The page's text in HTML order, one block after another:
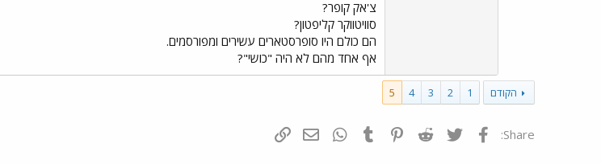
צ'אק קופר?
סוויטווקר קליפטון?
הם כולם היו סופרסטארים עשירים ומפורסמים.
אף אחד מהם לא היה "כושי"?
הקודם 1
2
3
4
5
Share: פייסבוק Twitter
Reddit
Pinterest
Tumblr
WhatsAppדואר אלקטרוני